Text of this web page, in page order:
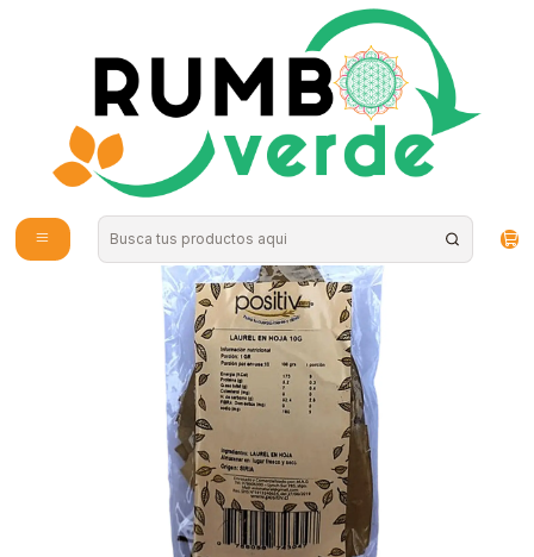
Envío gratis por compras sobre los 59.990 en la provincia de Santiago
Hierbas Medicinales